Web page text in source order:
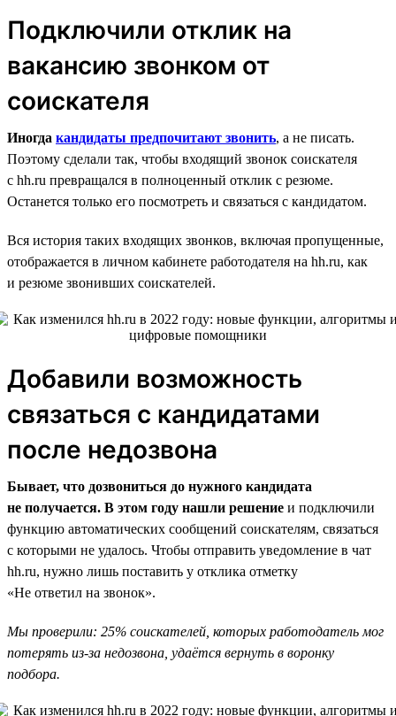
Подключили отклик на
вакансию звонком от
соискателя
Иногда кандидаты предпочитают звонить, а не писать.
Поэтому сделали так, чтобы входящий звонок соискателя
с hh.ru превращался в полноценный отклик с резюме.
Останется только его посмотреть и связаться с кандидатом.
Вся история таких входящих звонков, включая пропущенные,
отображается в личном кабинете работодателя на hh.ru, как
и резюме звонивших соискателей.
Добавили возможность
связаться с кандидатами
после недозвона
Бывает, что дозвониться до нужного кандидата
не получается. В этом году нашли решение и подключили
функцию автоматических сообщений соискателям, связаться
с которыми не удалось. Чтобы отправить уведомление в чат
hh.ru, нужно лишь поставить у отклика отметку
«Не ответил на звонок».
Мы проверили: 25% соискателей, которых работодатель мог
потерять из-за недозвона, удаётся вернуть в воронку
подбора.